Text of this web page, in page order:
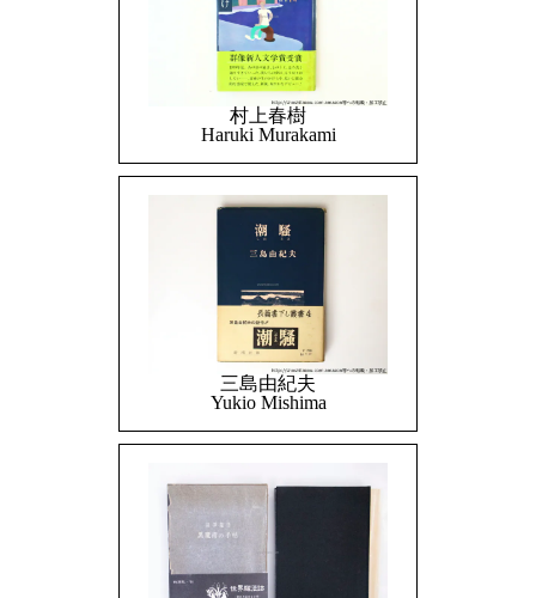
村上春樹
Haruki Murakami
三島由紀夫
Yukio Mishima